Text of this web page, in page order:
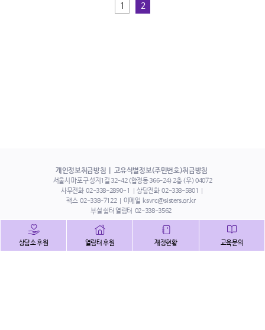
1 2
개인정보취급방침 고유식별정보(주민번호)취급방침
서울시 마포구 성지1길 32-42 (합정동 366-24) 2층 (우) 04072
사무전화 02-338-2890~1 상담전화 02-338-5801
팩스 02-338-7122 이메일 ksvrc@sisters.or.kr
부설 쉼터 열림터 02-338-3562
상담소 후원 열림터 후원 재정현황 교육문의